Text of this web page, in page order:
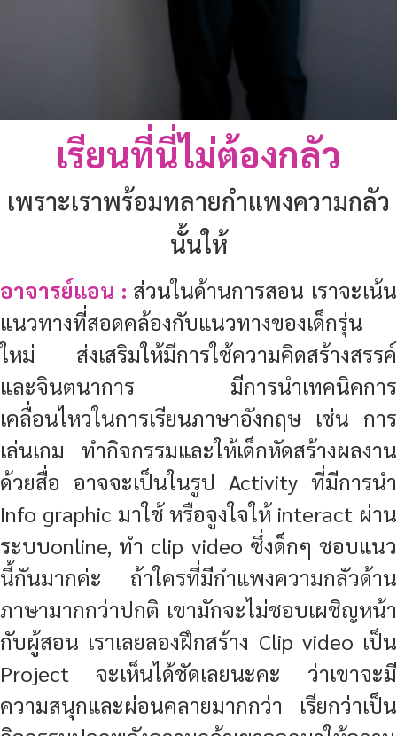
เรียนที่นี่ไม่ต้องกลัว
เพราะเราพร้อมทลายกำแพงความกลัว
นั้นให้
อาจารย์แอน : ส่วนในด้านการสอน เราจะเน้น
แนวทางที่สอดคล้องกับแนวทางของเด็กรุ่น
ใหม่ ส่งเสริมให้มีการใช้ความคิดสร้างสรรค์
และจินตนาการ มีการนำเทคนิคการ
เคลื่อนไหวในการเรียนภาษาอังกฤษ เช่น การ
เล่นเกม ทำกิจกรรมและให้เด็กหัดสร้างผลงาน
ด้วยสื่อ อาจจะเป็นในรูป Activity ที่มีการนำ
Info graphic มาใช้ หรือจูงใจให้ interact ผ่าน
ระบบonline, ทำ clip video ซึ่งด็กๆ ชอบแนว
นี้กันมากค่ะ ถ้าใครที่มีกำแพงความกลัวด้าน
ภาษามากกว่าปกติ เขามักจะไม่ชอบเผชิญหน้า
กับผู้สอน เราเลยลองฝึกสร้าง Clip video เป็น
Project จะเห็นได้ชัดเลยนะคะ ว่าเขาจะมี
ความสนุกและผ่อนคลายมากกว่า เรียกว่าเป็น